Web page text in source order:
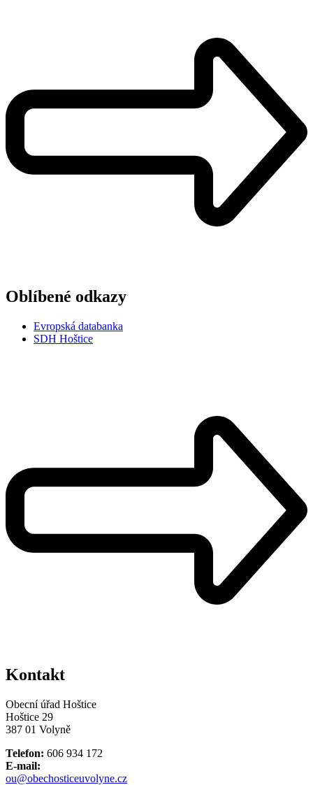
Oblíbené odkazy
Evropská databanka
SDH Hoštice
Kontakt
Obecní úřad Hoštice
Hoštice 29
387 01 Volyně
Telefon: 606 934 172
E-mail:
ou@obechosticeuvolyne.cz